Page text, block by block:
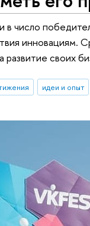
число
своих
идеи и опыт